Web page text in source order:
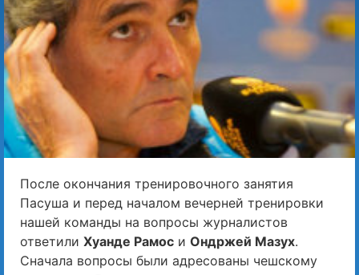
После окончания тренировочного занятия
Пасуша и перед началом вечерней тренировки
нашей команды на вопросы журналистов
ответили Хуанде Рамос и Ондржей Мазух.
Сначала вопросы были адресованы чешскому